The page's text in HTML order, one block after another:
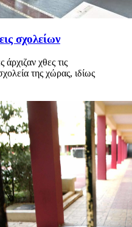
σχολείων
χθες τις
της χώρας, ιδίως